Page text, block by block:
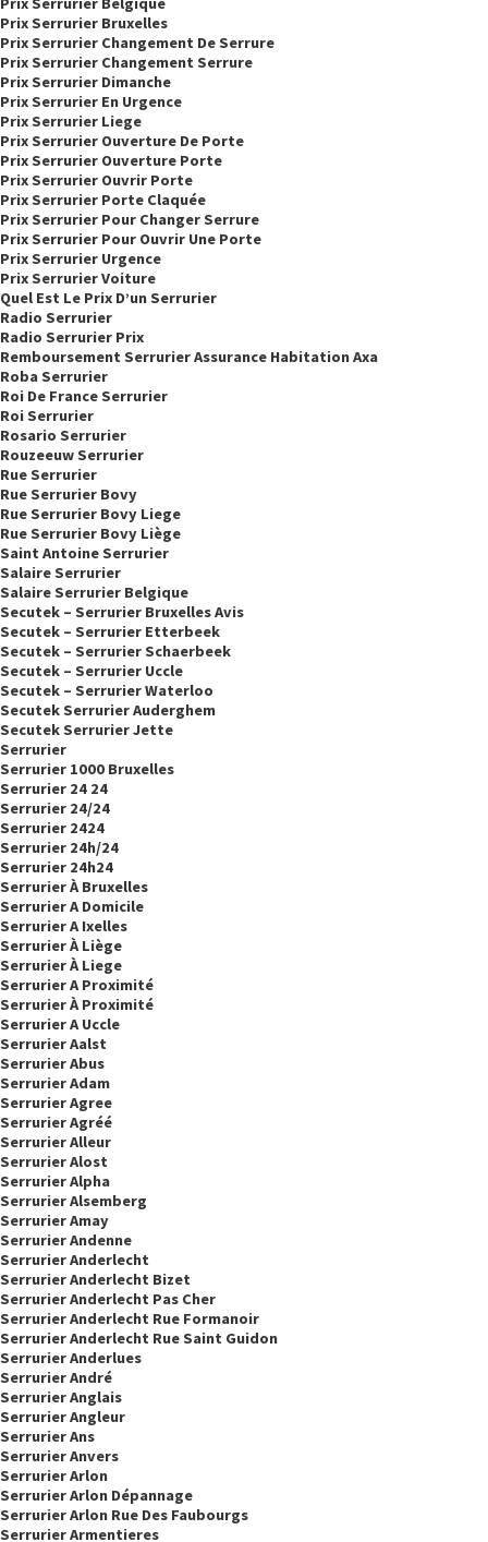
Prix Serrurier Bruxelles
Prix Serrurier Changement De Serrure
Prix Serrurier Changement Serrure
Prix Serrurier Dimanche
Prix Serrurier En Urgence
Prix Serrurier Liege
Prix Serrurier Ouverture De Porte
Prix Serrurier Ouverture Porte
Prix Serrurier Ouvrir Porte
Prix Serrurier Porte Claquée
Prix Serrurier Pour Changer Serrure
Prix Serrurier Pour Ouvrir Une Porte
Prix Serrurier Urgence
Prix Serrurier Voiture
Quel Est Le Prix D’un Serrurier
Radio Serrurier
Radio Serrurier Prix
Remboursement Serrurier Assurance Habitation Axa
Roba Serrurier
Roi De France Serrurier
Roi Serrurier
Rosario Serrurier
Rouzeeuw Serrurier
Rue Serrurier
Rue Serrurier Bovy
Rue Serrurier Bovy Liege
Rue Serrurier Bovy Liège
Saint Antoine Serrurier
Salaire Serrurier
Salaire Serrurier Belgique
Secutek – Serrurier Bruxelles Avis
Secutek – Serrurier Etterbeek
Secutek – Serrurier Schaerbeek
Secutek – Serrurier Uccle
Secutek – Serrurier Waterloo
Secutek Serrurier Auderghem
Secutek Serrurier Jette
Serrurier
Serrurier 1000 Bruxelles
Serrurier 24 24
Serrurier 24/24
Serrurier 2424
Serrurier 24h/24
Serrurier 24h24
Serrurier À Bruxelles
Serrurier A Domicile
Serrurier A Ixelles
Serrurier À Liège
Serrurier À Liege
Serrurier A Proximité
Serrurier À Proximité
Serrurier A Uccle
Serrurier Aalst
Serrurier Abus
Serrurier Adam
Serrurier Agree
Serrurier Agréé
Serrurier Alleur
Serrurier Alost
Serrurier Alpha
Serrurier Alsemberg
Serrurier Amay
Serrurier Andenne
Serrurier Anderlecht
Serrurier Anderlecht Bizet
Serrurier Anderlecht Pas Cher
Serrurier Anderlecht Rue Formanoir
Serrurier Anderlecht Rue Saint Guidon
Serrurier Anderlues
Serrurier André
Serrurier Anglais
Serrurier Angleur
Serrurier Ans
Serrurier Anvers
Serrurier Arlon
Serrurier Arlon Dépannage
Serrurier Arlon Rue Des Faubourgs
Serrurier Armentieres